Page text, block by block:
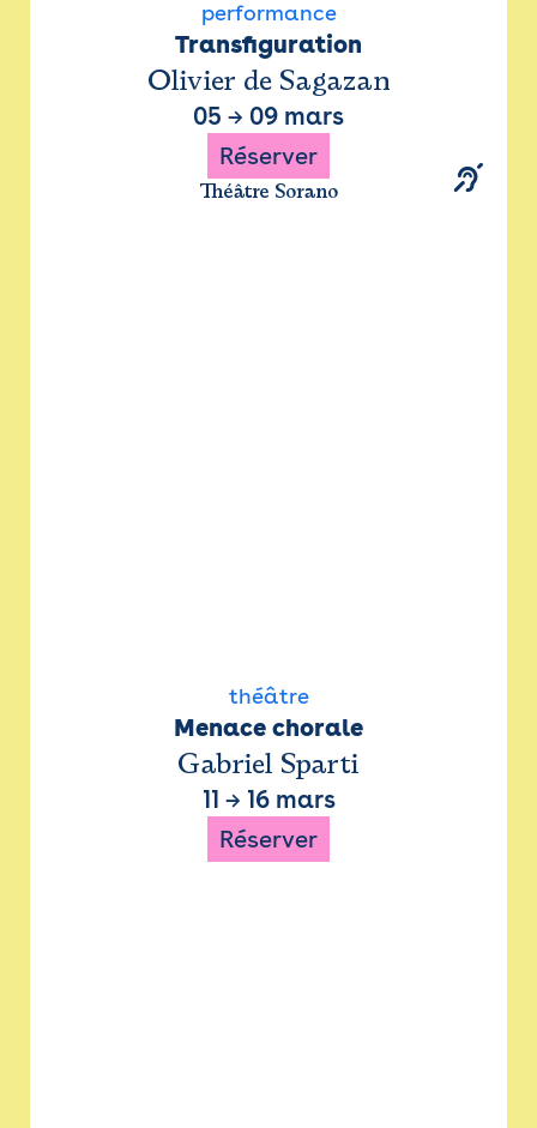
performance
Transfiguration
Olivier de Sagazan
05 → 09 mars
Réserver
Théâtre Sorano
théâtre
Menace chorale
Gabriel Sparti
11 → 16 mars
Réserver